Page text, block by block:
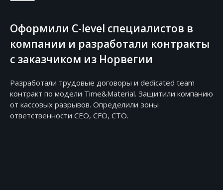
Оформили С-level специалистов в
компании и разработали контракты
с заказчиком из Норвегии
Разработали трудовые договоры и dedicated team
контракт по модели Time&Material. Защитили компанию
от кассовых разрывов. Определили зоны
ответственности CEO, CFO, CTO.